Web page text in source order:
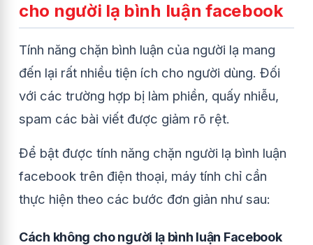
cho người lạ bình luận facebook
Tính năng chặn bình luận của người lạ mang
đến lại rất nhiều tiện ích cho người dùng. Đối
với các trường hợp bị làm phiền, quấy nhiễu,
spam các bài viết được giảm rõ rệt.
Để bật được tính năng chặn người lạ bình luận
facebook trên điện thoại, máy tính chỉ cần
thực hiện theo các bước đơn giản như sau:
Cách không cho người lạ bình luận Facebook